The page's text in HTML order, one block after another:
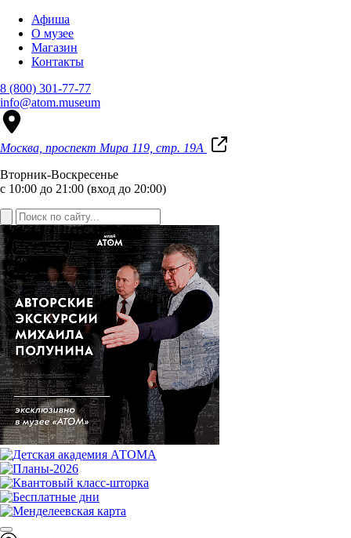
Афиша
О музее
Магазин
Контакты
8 (800) 301-77-77
info@atom.museum
Москва, проспект Мира 119, стр. 19А
Вторник-Воскресенье
с 10:00 до 21:00 (вход до 20:00)